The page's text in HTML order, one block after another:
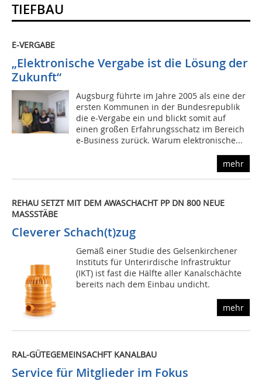
TIEFBAU
E-VERGABE
„Elektronische Vergabe ist die Lösung der
Zukunft“
Augsburg führte im Jahre 2005 als eine der
ersten Kommunen in der Bundesrepublik
die e-Vergabe ein und blickt somit auf
einen großen Erfahrungsschatz im Bereich
e-Business zurück. Warum elektronische...
mehr
REHAU SETZT MIT DEM AWASCHACHT PP DN 800 NEUE
MASSSTÄBE
Cleverer Schach(t)zug
Gemäß einer Studie des Gelsenkirchener
Instituts für Unterirdische Infrastruktur
(IKT) ist fast die Hälfte aller Kanalschächte
bereits nach dem Einbau undicht.
mehr
RAL-GÜTEGEMEINSACHFT KANALBAU
Service für Mitglieder im Fokus